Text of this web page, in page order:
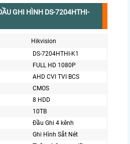
GHI HÌNH DS-7204HTHI-
Hikvision
DS-7204HTHI-K1
FULL HD 1080P
AHD CVI TVI BCS
CMOS
8 HDD
10TB
Đầu Ghi 4 kênh
Ghi Hình Sắt Nét